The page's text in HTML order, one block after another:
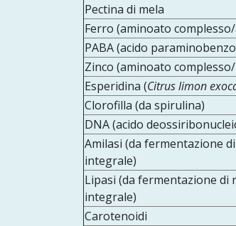
Pectina di mela
Ferro (aminoato
PABA (acido
Zinco (aminoato
Esperidina (Citrus limon
Clorofilla (da spirulina)
DNA (acido
Amilasi (da fermentazione
integrale)
Lipasi (da fermentazione di
integrale)
Carotenoidi